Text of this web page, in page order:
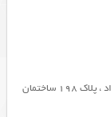
آدرس : تهران ، بلوار مرزداران ، بعد از خیابان رضایی نژاد ، پلاک 198 ساختمان